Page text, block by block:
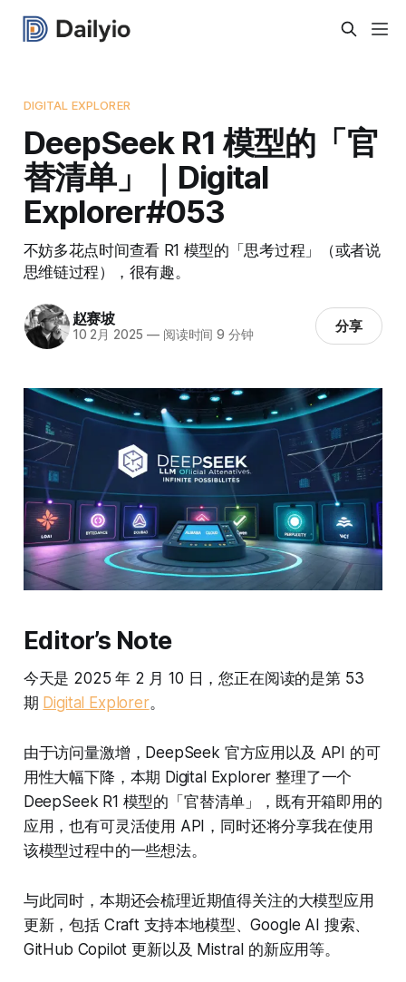
DIGITAL EXPLORER
DeepSeek R1 模型的「官
替清单」｜Digital
Explorer#053
不妨多花点时间查看 R1 模型的「思考过程」（或者说
思维链过程），很有趣。
赵赛坡
10 2月 2025 —阅读时间 9 分钟 分享
Editor’s Note
今天是 2025 年 2 月 10 日，您正在阅读的是第 53
期 Digital Explorer。
由于访问量激增，DeepSeek 官方应用以及 API 的可
用性大幅下降，本期 Digital Explorer 整理了一个
DeepSeek R1 模型的「官替清单」，既有开箱即用的
应用，也有可灵活使用 API，同时还将分享我在使用
该模型过程中的一些想法。
与此同时，本期还会梳理近期值得关注的大模型应用
更新，包括 Craft 支持本地模型、Google AI 搜索、
GitHub Copilot 更新以及 Mistral 的新应用等。